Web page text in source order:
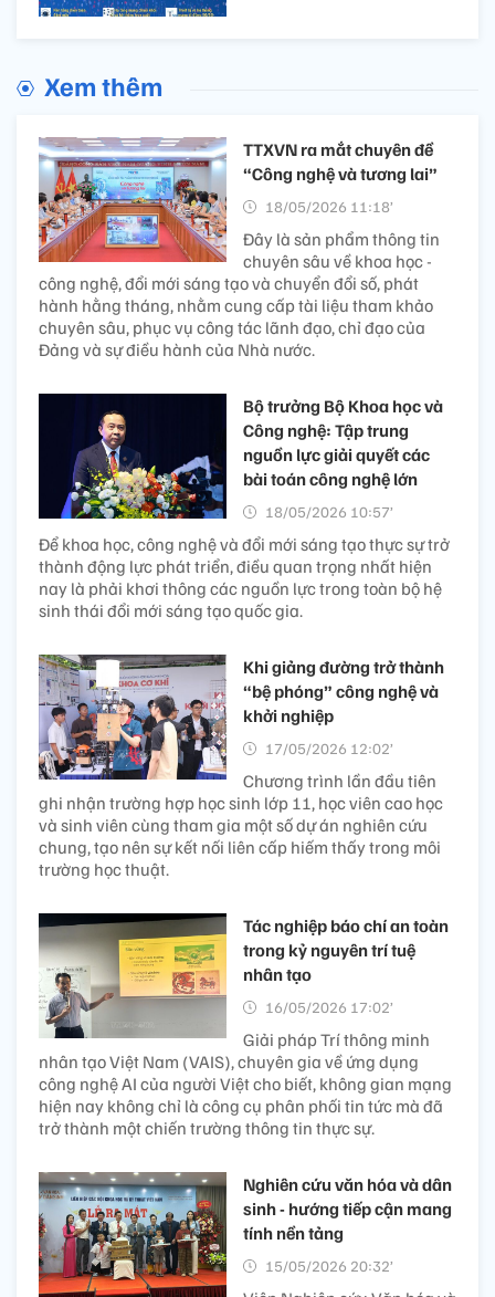
Xem thêm
TTXVN ra mắt chuyên đề
“Công nghệ và tương lai”
18/05/2026 11:18’
Đây là sản phẩm thông tin
chuyên sâu về khoa học -
công nghệ, đổi mới sáng tạo và chuyển đổi số, phát
hành hằng tháng, nhằm cung cấp tài liệu tham khảo
chuyên sâu, phục vụ công tác lãnh đạo, chỉ đạo của
Đảng và sự điều hành của Nhà nước.
Bộ trưởng Bộ Khoa học và
Công nghệ: Tập trung
nguồn lực giải quyết các
bài toán công nghệ lớn
18/05/2026 10:57’
Để khoa học, công nghệ và đổi mới sáng tạo thực sự trở
thành động lực phát triển, điều quan trọng nhất hiện
nay là phải khơi thông các nguồn lực trong toàn bộ hệ
sinh thái đổi mới sáng tạo quốc gia.
Khi giảng đường trở thành
“bệ phóng” công nghệ và
khởi nghiệp
17/05/2026 12:02’
Chương trình lần đầu tiên
ghi nhận trường hợp học sinh lớp 11, học viên cao học
và sinh viên cùng tham gia một số dự án nghiên cứu
chung, tạo nên sự kết nối liên cấp hiếm thấy trong môi
trường học thuật.
Tác nghiệp báo chí an toàn
trong kỷ nguyên trí tuệ
nhân tạo
16/05/2026 17:02’
Giải pháp Trí thông minh
nhân tạo Việt Nam (VAIS), chuyên gia về ứng dụng
công nghệ AI của người Việt cho biết, không gian mạng
hiện nay không chỉ là công cụ phân phối tin tức mà đã
trở thành một chiến trường thông tin thực sự.
Nghiên cứu văn hóa và dân
sinh - hướng tiếp cận mang
tính nền tảng
15/05/2026 20:32’